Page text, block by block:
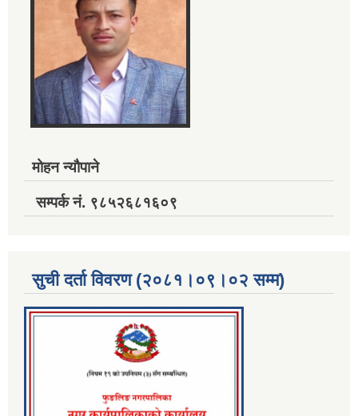
मोहन न्यौपाने
सम्पर्क नं. ९८५२६८१६०९
सुची दर्ता विवरण (२०८१।०९।०२ सम्म)